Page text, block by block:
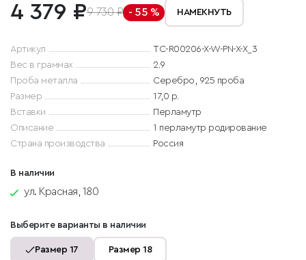
4 379 ₽9 730 ₽ - 55 % НАМЕКНУТЬ
Артикул
TC-R00206-X-W-PN-X-X_3
Вес в граммах
2.9
Проба металла
Серебро, 925 проба
Размер
17,0 р.
Вставки
Перламутр
Описание
1 перламутр родирование
Страна производства
Россия
В наличии
ул. Красная, 180
Выберите варианты в наличии
Размер 17 Размер 18